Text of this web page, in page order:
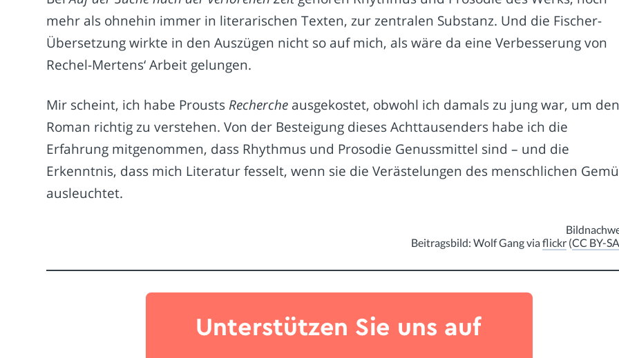
mehr als ohnehin immer in literarischen Texten, zur zentralen Substanz. Und die Fischer-
Übersetzung wirkte in den Auszügen nicht so auf mich, als wäre da eine Verbesserung von
Rechel-Mertens‘ Arbeit gelungen.
Mir scheint, ich habe Prousts Recherche ausgekostet, obwohl ich damals zu jung war, um
Roman richtig zu verstehen. Von der Besteigung dieses Achttausenders habe ich die
Erfahrung mitgenommen, dass Rhythmus und Prosodie Genussmittel sind – und die
Erkenntnis, dass mich Literatur fesselt, wenn sie die Verästelungen des menschlichen
ausleuchtet.
Beitragsbild: Wolf Gang viaflickr(CC BY-